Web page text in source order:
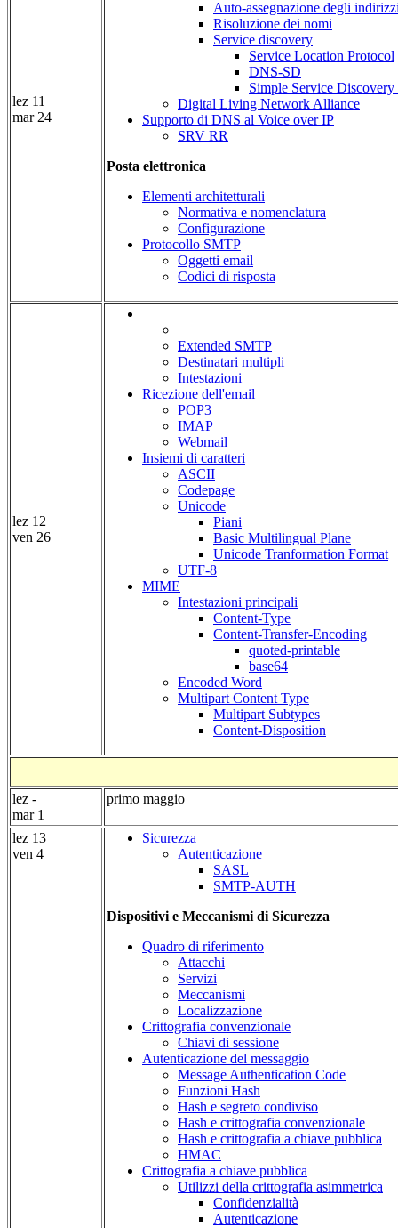
lez 11
mar 24
Auto-assegnazione degli
Risoluzione dei nomi
Service discovery
Service Location Protocol
DNS-SD
Simple Service
Digital Living Network Alliance
Supporto di DNS al Voice over IP
SRV RR
Posta elettronica
Elementi architetturali
Normativa e nomenclatura
Configurazione
Protocollo SMTP
Oggetti email
Codici di risposta
lez 12
ven 26
Extended SMTP
Destinatari multipli
Intestazioni
Ricezione dell'email
POP3
IMAP
Webmail
Insiemi di caratteri
ASCII
Codepage
Unicode
Piani
Basic Multilingual Plane
Unicode Tranformation Format
UTF-8
MIME
Intestazioni principali
Content-Type
Content-Transfer-Encoding
quoted-printable
base64
Encoded Word
Multipart Content Type
Multipart Subtypes
Content-Disposition
lez -
mar 1
primo maggio
lez 13
ven 4
Sicurezza
Autenticazione
SASL
SMTP-AUTH
Dispositivi e Meccanismi di Sicurezza
Quadro di riferimento
Attacchi
Servizi
Meccanismi
Localizzazione
Crittografia convenzionale
Chiavi di sessione
Autenticazione del messaggio
Message Authentication Code
Funzioni Hash
Hash e segreto condiviso
Hash e crittografia convenzionale
Hash e crittografia a chiave pubblica
HMAC
Crittografia a chiave pubblica
Utilizzi della crittografia asimmetrica
Confidenzialità
Autenticazione